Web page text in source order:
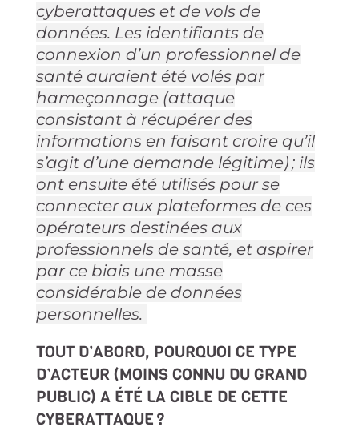
cyberattaques et de vols de
données. Les identifiants de
connexion d’un professionnel de
santé auraient été volés par
hameçonnage (attaque
consistant à récupérer des
informations en faisant croire qu’il
s’agit d’une demande légitime) ; ils
ont ensuite été utilisés pour se
connecter aux plateformes de ces
opérateurs destinées aux
professionnels de santé, et aspirer
par ce biais une masse
considérable de données
personnelles.
TOUT D’ABORD, POURQUOI CE TYPE
D’ACTEUR (MOINS CONNU DU GRAND
PUBLIC) A ÉTÉ LA CIBLE DE CETTE
CYBERATTAQUE ?